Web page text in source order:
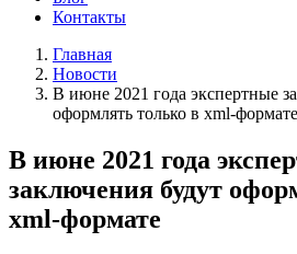
Контакты
Главная
Новости
В июне 2021 года экспертные
оформлять только в xml-формате
В июне 2021 года
заключения будут
xml-формате